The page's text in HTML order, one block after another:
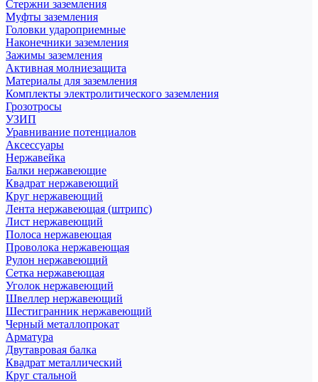
Стержни заземления
Муфты заземления
Головки удароприемные
Наконечники заземления
Зажимы заземления
Активная молниезащита
Материалы для заземления
Комплекты электролитического заземления
Грозотросы
УЗИП
Уравнивание потенциалов
Аксессуары
Нержавейка
Балки нержавеющие
Квадрат нержавеющий
Круг нержавеющий
Лента нержавеющая (штрипс)
Лист нержавеющий
Полоса нержавеющая
Проволока нержавеющая
Рулон нержавеющий
Сетка нержавеющая
Уголок нержавеющий
Швеллер нержавеющий
Шестигранник нержавеющий
Черный металлопрокат
Арматура
Двутавровая балка
Квадрат металлический
Круг стальной